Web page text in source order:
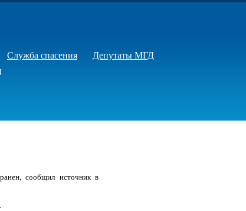
Служба спасения
Депутаты МГД
сообщил источник в